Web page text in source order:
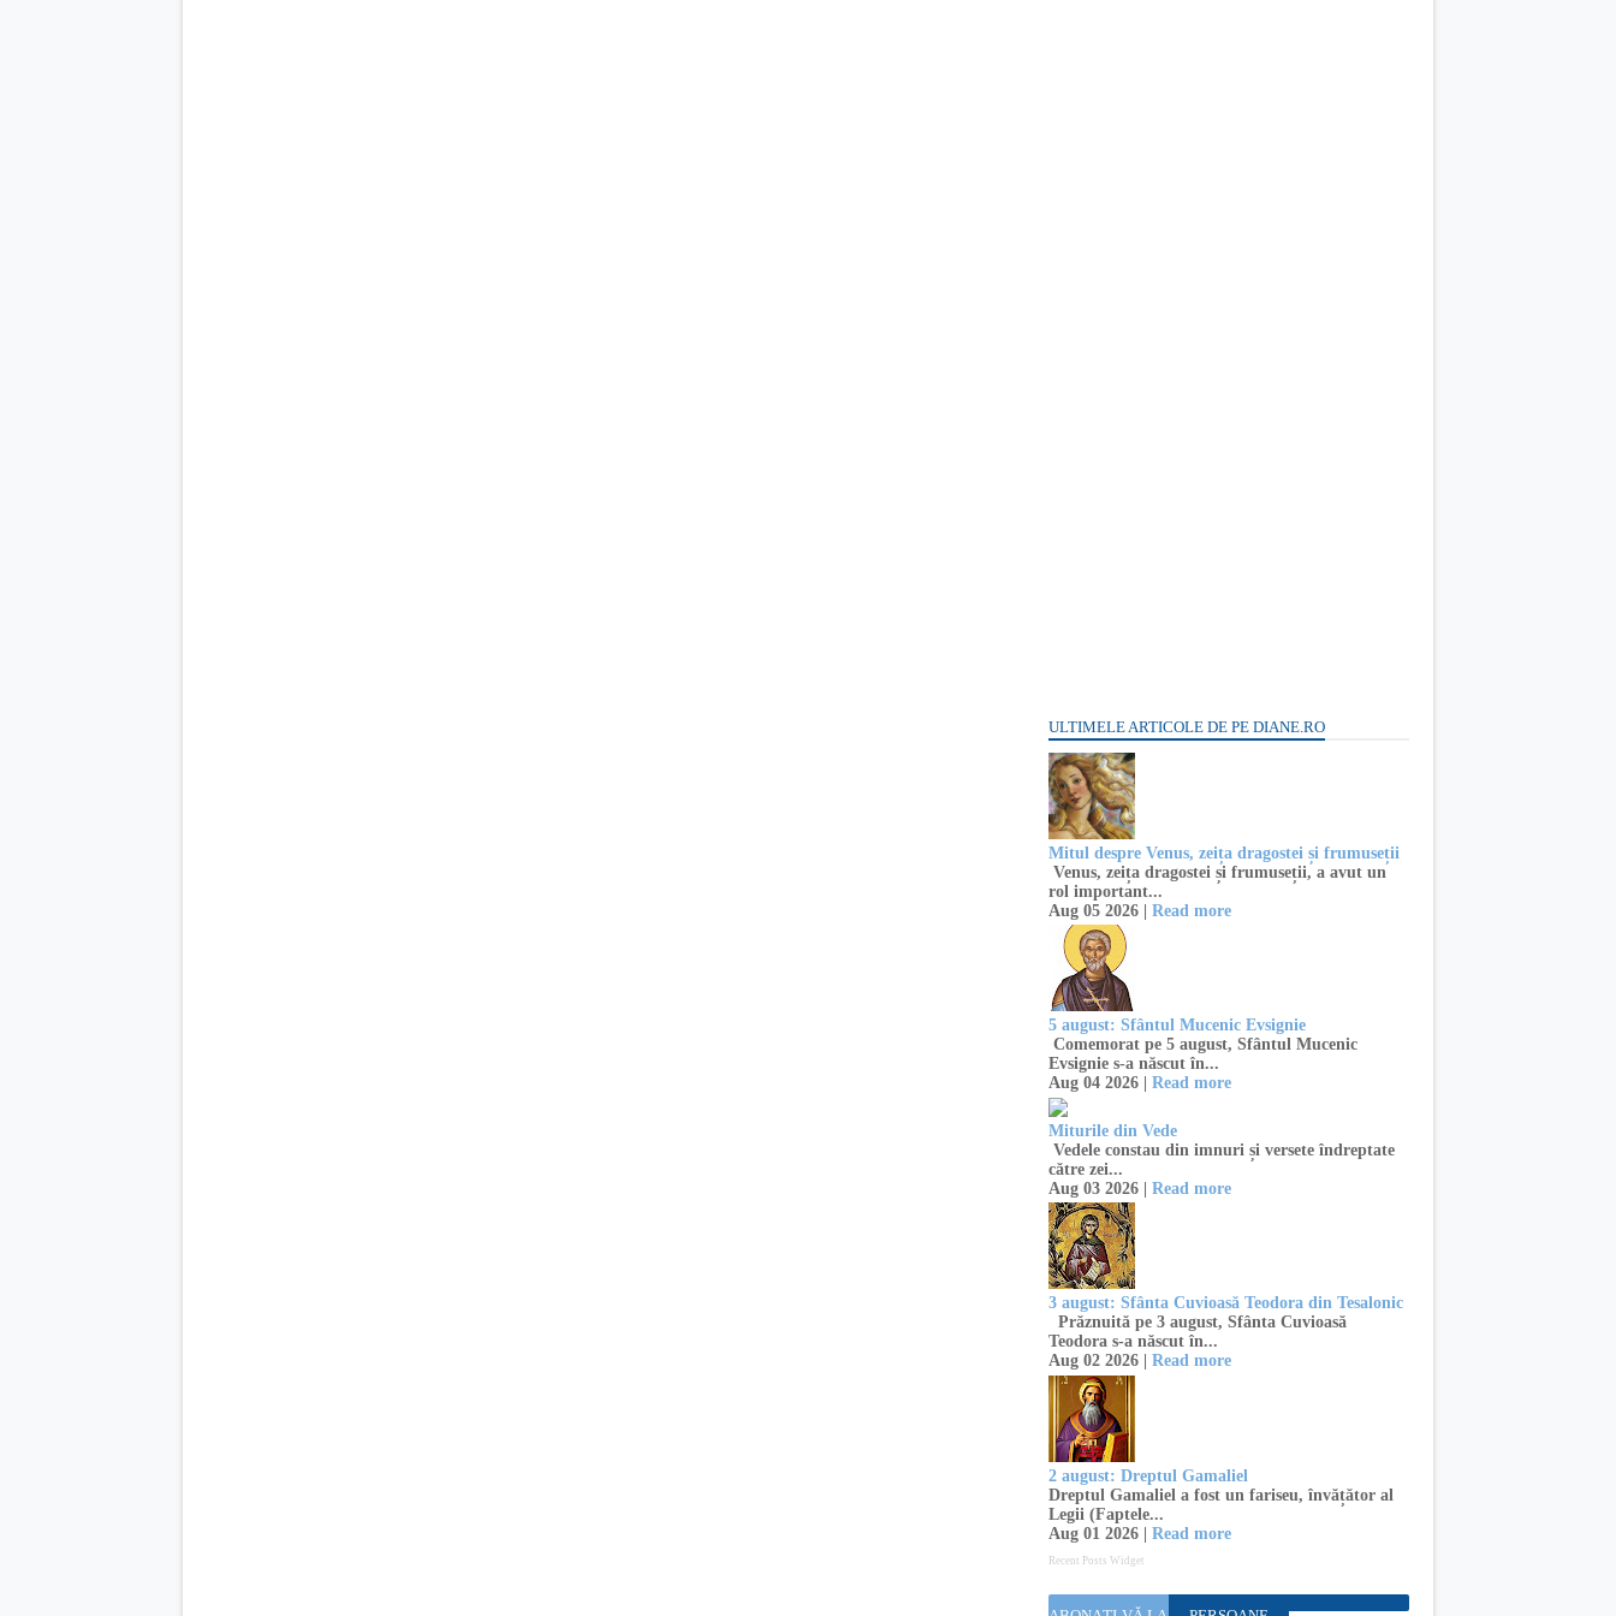
ULTIMELE ARTICOLE DE PE DIANE.RO
Mitul despre Venus, zeița dragostei și frumuseții
Venus, zeița dragostei și frumuseții, a avut un
rol important...
Aug 05 2026 | Read more
5 august: Sfântul Mucenic Evsignie
Comemorat pe 5 august, Sfântul Mucenic
Evsignie s-a născut în...
Aug 04 2026 | Read more
Miturile din Vede
Vedele constau din imnuri și versete îndreptate
către zei...
Aug 03 2026 | Read more
3 august: Sfânta Cuvioasă Teodora din Tesalonic
Prăznuită pe 3 august, Sfânta Cuvioasă
Teodora s-a născut în...
Aug 02 2026 | Read more
2 august: Dreptul Gamaliel
Dreptul Gamaliel a fost un fariseu, învățător al
Legii (Faptele...
Aug 01 2026 | Read more
Recent Posts Widget